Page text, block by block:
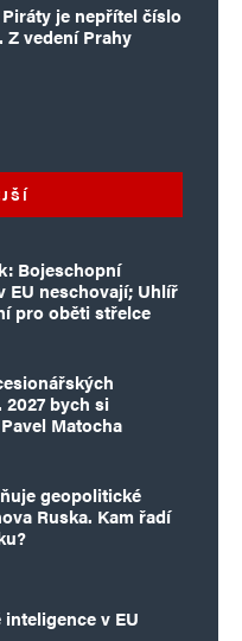
je nepřítel číslo
Z vedení Prahy
Bojeschopní
EU neschovají; Uhlíř
pro oběti střelce
2027 bych si
Matocha
geopolitické
Ruska. Kam řadí
inteligence v EU